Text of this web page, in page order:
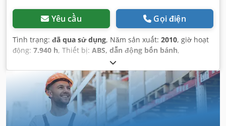
Yêu cầu Gọi điện
Tình trạng: đã qua sử dụng, Năm sản xuất: 2010, giờ hoạt
động: 7.940 h, Thiết bị: ABS, dẫn động bốn bánh,